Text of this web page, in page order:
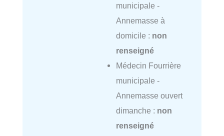
municipale -
Annemasse à
domicile : non
renseigné
Médecin Fourrière
municipale -
Annemasse ouvert
dimanche : non
renseigné